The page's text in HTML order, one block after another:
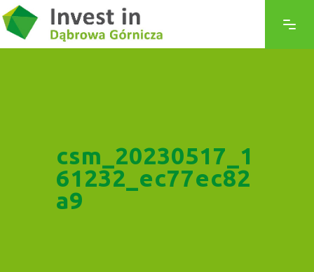
csm_20230517_1
61232_ec77ec82
a9